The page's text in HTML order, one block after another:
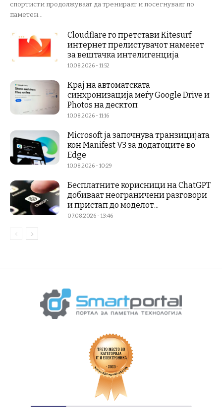
спортисти продолжуваат да тренираат и посегнуваат по
паметен...
Cloudflare го претстави Kitesurf
интернет прелистувачот наменет
за вештачка интелигенција
10.08.2026 - 11:52
Крај на автоматската
синхронизација меѓу Google Drive и
Photos на десктоп
10.08.2026 - 11:16
Microsoft ја започнува транзицијата
кон Manifest V3 за додатоците во
Edge
10.08.2026 - 10:29
Бесплатните корисници на ChatGPT
добиваат неограничени разговори
и пристап до моделот...
07.08.2026 - 13:46